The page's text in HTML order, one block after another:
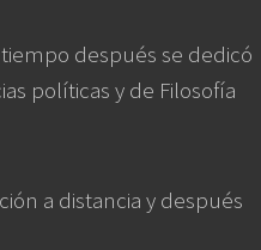
después se dedicó
políticas y de Filosofía
a distancia y después